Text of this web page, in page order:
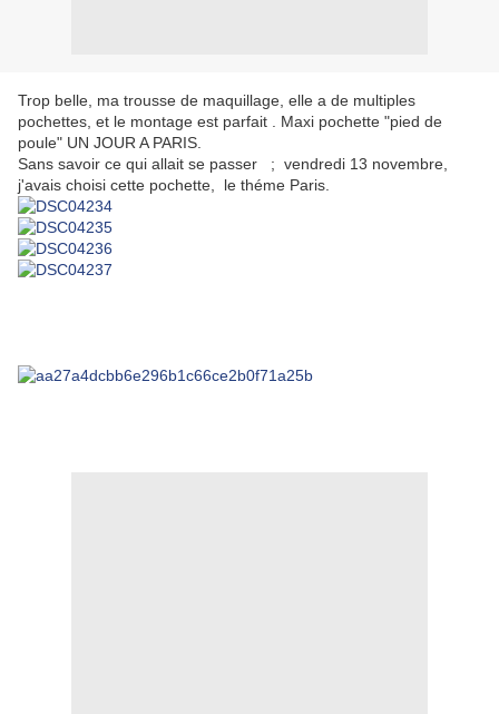
Trop belle, ma trousse de maquillage, elle a de multiples
pochettes, et le montage est parfait . Maxi pochette "pied de
poule" UN JOUR A PARIS.
Sans savoir ce qui allait se passer ; vendredi 13 novembre,
j'avais choisi cette pochette, le théme Paris.